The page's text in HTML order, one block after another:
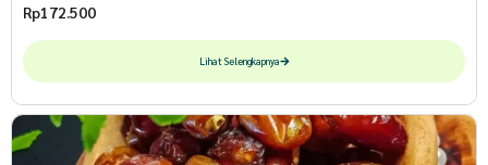
Rp172.500
Lihat Selengkapnya